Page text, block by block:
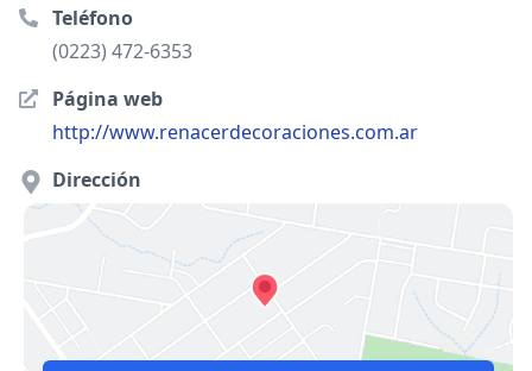
Teléfono
(0223) 472-6353
Página web
http://www.renacerdecoraciones.com.ar
Dirección